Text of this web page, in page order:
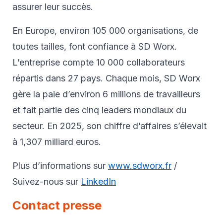
assurer leur succès.
En Europe, environ 105 000 organisations, de
toutes tailles, font confiance à SD Worx.
L’entreprise compte 10 000 collaborateurs
répartis dans 27 pays. Chaque mois, SD Worx
gère la paie d’environ 6 millions de travailleurs
et fait partie des cinq leaders mondiaux du
secteur. En 2025, son chiffre d’affaires s’élevait
à 1,307 milliard euros.
Plus d’informations sur www.sdworx.fr /
Suivez-nous sur LinkedIn
Contact presse